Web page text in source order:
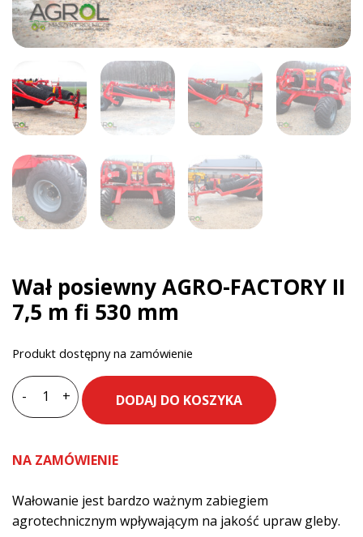
Wał posiewny AGRO-FACTORY II
7,5 m fi 530 mm
Produkt dostępny na zamówienie
-
ilość
AGRO-
II
7,5
+ DODAJ DO KOSZYKA
NA ZAMÓWIENIE
Wałowanie jest bardzo ważnym zabiegiem
agrotechnicznym wpływającym na jakość upraw gleby.